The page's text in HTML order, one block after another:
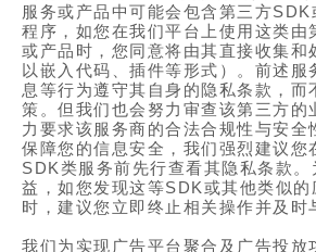
服务或产品中可能会包含第三方SDK
程序，如您在我们平台上使用这类由
或产品时，您同意将由其直接收集和
以嵌入代码、插件等形式）。前述服
息等行为遵守其自身的隐私条款，而
策。但我们也会努力审查该第三方的
力要求该服务商的合法合规性与安全
保障您的信息安全，我们强烈建议您
SDK类服务前先行查看其隐私条款。
益，如您发现这等SDK或其他类似的
时，建议您立即终止相关操作并及时
我们为实现广告平台聚合及广告投放